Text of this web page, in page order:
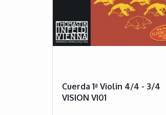
Cuerda 1ª Violin 4/4 - 3/4
VISION VI01